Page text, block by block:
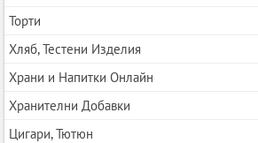
Торти
Хляб, Тестени Изделия
Храни и Напитки Онлайн
Хранителни Добавки
Цигари, Тютюн